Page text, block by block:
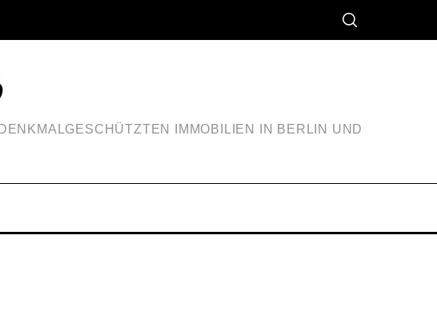
IMMOBILIEN IN BERLIN UND